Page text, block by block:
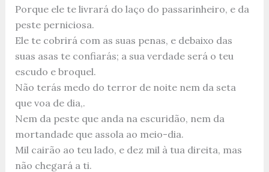
Porque ele te livrará do laço do passarinheiro, e da
peste perniciosa.
Ele te cobrirá com as suas penas, e debaixo das
suas asas te confiarás; a sua verdade será o teu
escudo e broquel.
Não terás medo do terror de noite nem da seta
que voa de dia,.
Nem da peste que anda na escuridão, nem da
mortandade que assola ao meio-dia.
Mil cairão ao teu lado, e dez mil à tua direita, mas
não chegará a ti.